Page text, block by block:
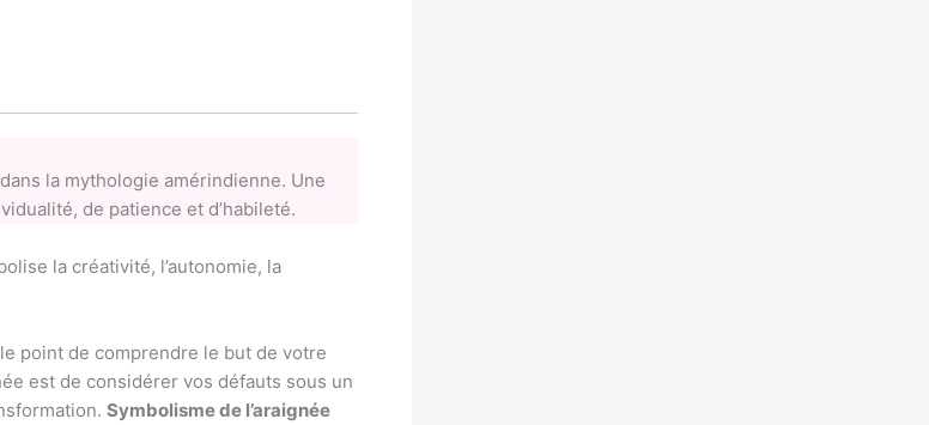
la mythologie amérindienne. Une
de patience et d’habileté.
la créativité, l’autonomie, la
point de comprendre le but de votre
est de considérer vos défauts sous un
Symbolisme de l’araignée